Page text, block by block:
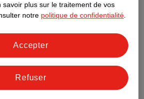
l’impact
!
savoir plus sur le traitement de vos
notre politique de confidentialité.
Refuser
Accepter